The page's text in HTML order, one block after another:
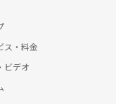
ス・料金
ビデオ